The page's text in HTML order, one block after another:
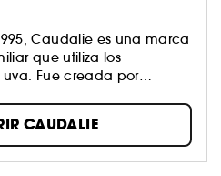
Caudalie es una marca
que utiliza los
Fue creada por
tras investigar sobre los
más potentes del
Caudalie son muy
y cumplen con
que denominan
CAUDALIE